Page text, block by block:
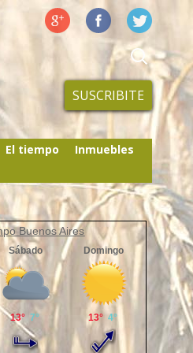
SUSCRIBITE
El tiempo
Inmuebles
Buenos Aires